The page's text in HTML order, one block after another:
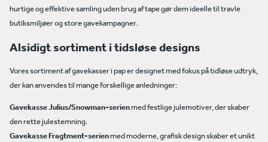
hurtige og effektive samling uden brug af tape gør dem ideelle til travle
butiksmiljøer og store gavekampagner.
Alsidigt sortiment i tidsløse designs
Vores sortiment af gavekasser i pap er designet med fokus på tidløse udtryk,
der kan anvendes til mange forskellige anledninger:
Gavekasse Julius/Snowman-serienmed festlige julemotiver, der skaber
den rette julestemning.
Gavekasse Fragtment-serienmed moderne, grafisk design skaber et unikt